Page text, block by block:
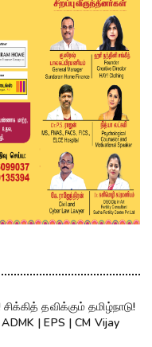
தவிக்கும் தமிழ்நாடு!
| EPS | CM Vijay